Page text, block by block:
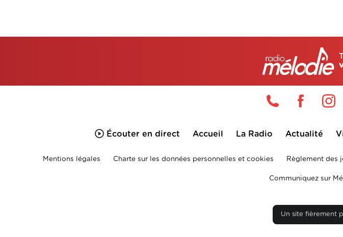
Écouter en direct Accueil La Radio Actualité
Mentions légales Charte sur les données personnelles et cookies Règlement des
Communiquez sur
Un site fièrement